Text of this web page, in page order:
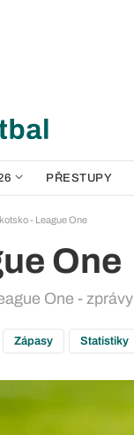
PŘESTUPY
- League One
One
One - zprávy
Zápasy Statistiky